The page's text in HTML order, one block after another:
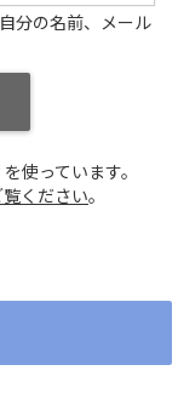
分の名前、メール
使っています。
ください。